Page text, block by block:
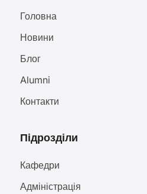
Головна
Новини
Блог
Alumni
Контакти
Підрозділи
Кафедри
Адміністрація